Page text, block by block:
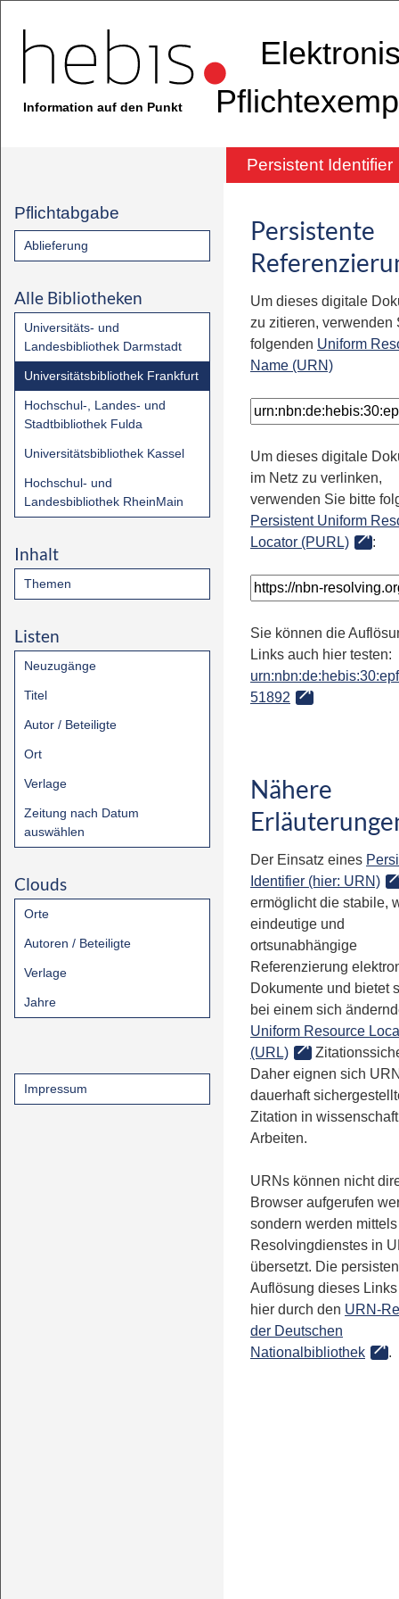
Information auf den Punkt
Persistent Identifier
Pflichtabgabe
Ablieferung
Alle Bibliotheken
Universitäts- und
Landesbibliothek Darmstadt
Universitätsbibliothek Frankfurt
Hochschul-, Landes- und
Stadtbibliothek Fulda
Universitätsbibliothek Kassel
Hochschul- und
Landesbibliothek RheinMain
Inhalt
Themen
Listen
Neuzugänge
Titel
Autor / Beteiligte
Ort
Verlage
Zeitung nach Datum
auswählen
Clouds
Orte
Autoren / Beteiligte
Verlage
Jahre
Impressum
Persistente
Um dieses digitale
zu zitieren, verwenden
folgenden Uniform
Name (URN)
Um dieses digitale
im Netz zu verlinken,
verwenden Sie bitte
Persistent Uniform
Locator (PURL)
:
Sie können die
Links auch hier testen:
51892
Nähere
Der Einsatz eines
Identifier (hier: URN)
ermöglicht die stabile,
eindeutige und
ortsunabhängige
Referenzierung
Dokumente und bietet
bei einem sich
Uniform Resource
(URL)
Daher eignen sich
dauerhaft
Zitation in
Arbeiten.
URNs können nicht
Browser aufgerufen
sondern werden
Resolvingdienstes in
übersetzt. Die
Auflösung dieses
hier durch den URN-
der Deutschen
Nationalbibliothek
.